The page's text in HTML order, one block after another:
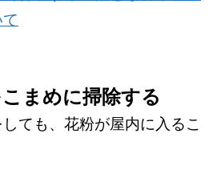
まめに掃除する
しても、花粉が屋内に入るこ